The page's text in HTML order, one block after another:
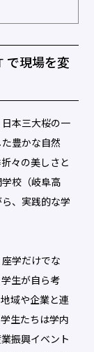
で現場を変
本三大桜の一
豊かな自然
々の美しさと
校（岐阜高
、実践的な学
学だけでな
生が自ら考
域や企業と連
生たちは学内
振興イベント